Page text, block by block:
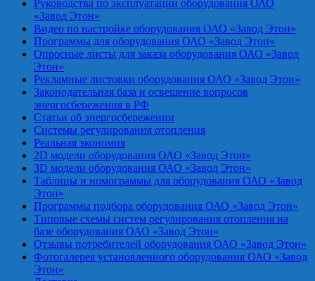
Руководства по эксплуатации оборудования ОАО
«Завод Этон»
Видео по настройке оборудования ОАО «Завод Этон»
Программы для оборудования ОАО «Завод Этон»
Опросные листы для заказа оборудования ОАО «Завод
Этон»
Рекламные листовки оборудования ОАО «Завод Этон»
Законодательная база и освещение вопросов
энергосбережения в РФ
Статьи об энергосбережении
Системы регулирования отопления
Реальная экономия
2D модели оборудования ОАО «Завод Этон»
3D модели оборудования ОАО «Завод Этон»
Таблицы и номограммы для оборудования ОАО «Завод
Этон»
Программы подбора оборудования ОАО «Завод Этон»
Типовые схемы систем регулирования отопления на
базе оборудования ОАО «Завод Этон»
Отзывы потребителей оборудования ОАО «Завод Этон»
Фотогалерея установленного оборудования ОАО «Завод
Этон»